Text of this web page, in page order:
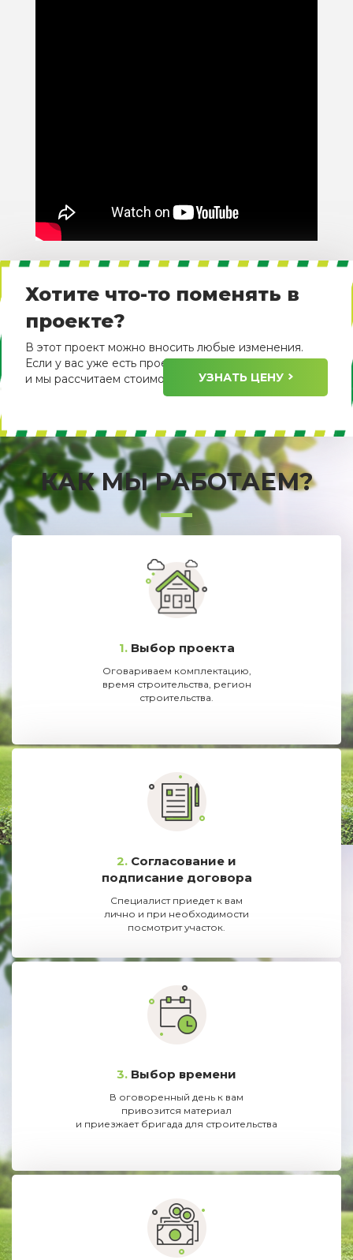
Хотите что-то поменять в
проекте?
В этот проект можно вносить любые изменения.
Если у вас уже есть проект, пришлите его нам
и мы рассчитаем стоимость его изготовления.
УЗНАТЬ ЦЕНУ
КАК МЫ РАБОТАЕМ?
1. Выбор проекта
Оговариваем комплектацию,
время строительства, регион
строительства.
2. Согласование и
подписание договора
Специалист приедет к вам
лично и при необходимости
посмотрит участок.
3. Выбор времени
В оговоренный день к вам
привозится материал
и приезжает бригада для строительства